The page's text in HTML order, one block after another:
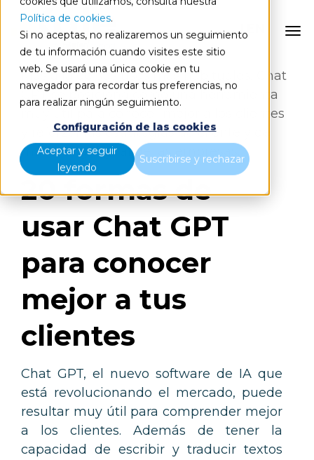
Política de cookies.
Si no aceptas, no realizaremos un seguimiento
de tu información cuando visites este sitio
web. Se usará una única cookie en tu
navegador para recordar tus preferencias, no
para realizar ningún seguimiento.
Configuración de las cookies
Aceptar y seguir
leyendo
Suscribirse y rechazar
Más allá de sus usos más habituales, Chat
GPT se posiciona como una herramienta
muy útil para conocer mejor a los clientes
y reforzar las estrategias de cliente y de
marketing digital de las empresas.
20 formas de
usar Chat GPT
para conocer
mejor a tus
clientes
Chat GPT, el nuevo software de IA que
está revolucionando el mercado, puede
resultar muy útil para comprender mejor
a los clientes. Además de tener la
capacidad de escribir y traducir textos